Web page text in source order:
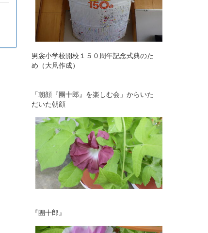
男衾小学校開校１５０周年記念式典のた
め（大凧作成）
「朝顔『團十郎』を楽しむ会」からいた
だいた朝顔
『團十郎』